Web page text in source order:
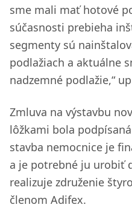
sme mali mať hotové
súčasnosti prebieha
segmenty sú
podlažiach a aktuálne
nadzemné podlažie,“
Zmluva na výstavbu
lôžkami bola
stavba nemocnice je
a je potrebné ju urobiť
realizuje združenie
členom Adifex.